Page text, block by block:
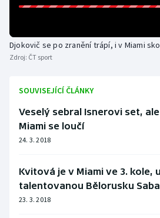
Rychlobruslení
Sportovní střelba
Triatlon
Djokovič se po zranění trápí, i v Miami
Zdroj: ČT sport
SOUVISEJÍCÍ ČLÁNKY
Veselý sebral Isnerovi set,
Miami se loučí
24. 3. 2018
Kvitová je v Miami ve 3. kole,
talentovanou Bělorusku
23. 3. 2018